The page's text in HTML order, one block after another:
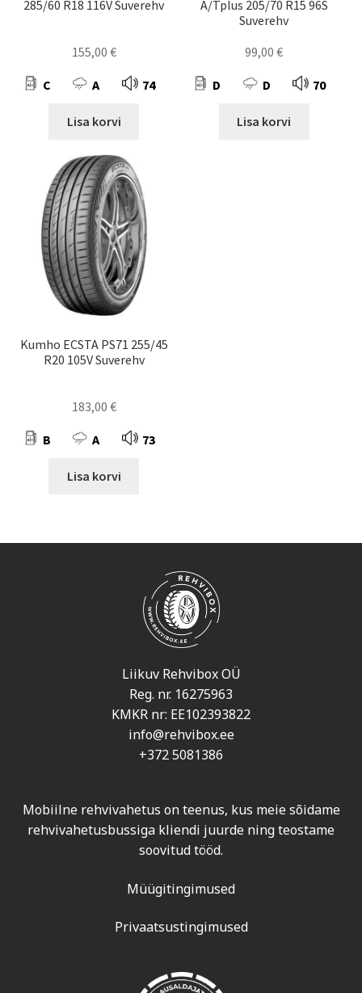
285/60 R18 116V Suverehv
155,00 €
C A 74
Lisa korvi
A/Tplus 205/70 R15 96S
Suverehv
99,00€
D D 70
Lisa korvi
Kumho ECSTA PS71 255/45
R20 105V Suverehv
183,00 €
B A 73
Lisa korvi
Liikuv Rehvibox OÜ
Reg. nr. 16275963
KMKR nr: EE102393822
info@rehvibox.ee
+372 5081386
Mobiilne rehvivahetus on teenus, kus meie sõidame
rehvivahetusbussiga kliendi juurde ning teostame
soovitud tööd.
Müügitingimused
Privaatsustingimused